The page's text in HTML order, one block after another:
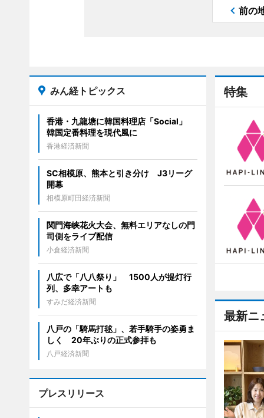
前の
特集
最新ニ
みん経トピックス
香港・九龍塘に韓国料理店「Social」
韓国定番料理を現代風に
香港経済新聞
SC相模原、熊本と引き分け J3リーグ
開幕
相模原町田経済新聞
関門海峡花火大会、無料エリアなしの門
司側をライブ配信
小倉経済新聞
八広で「八八祭り」 1500人が提灯行
列、多幸アートも
すみだ経済新聞
八戸の「騎馬打毬」、若手騎手の姿勇ま
しく 20年ぶりの正式参拝も
八戸経済新聞
プレスリリース